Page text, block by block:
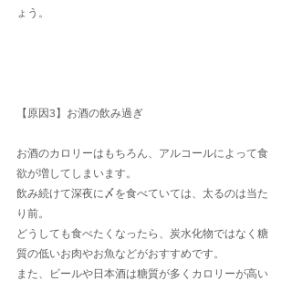
ょう。
【原因3】お酒の飲み過ぎ
お酒のカロリーはもちろん、アルコールによって食
欲が増してしまいます。
飲み続けて深夜に〆を食べていては、太るのは当た
り前。
どうしても食べたくなったら、炭水化物ではなく糖
質の低いお肉やお魚などがおすすめです。
また、ビールや日本酒は糖質が多くカロリーが高い